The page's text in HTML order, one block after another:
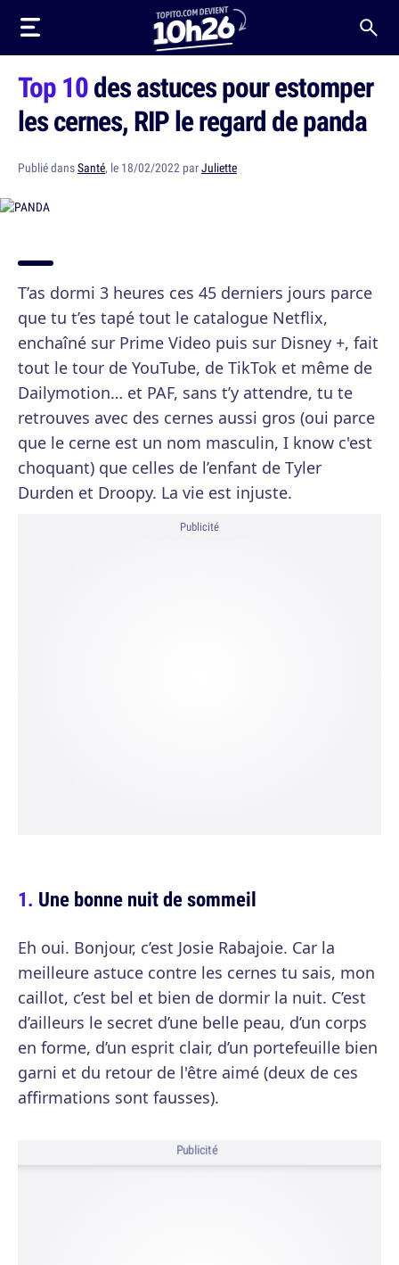
Top 10des astuces pour estomper
les cernes, RIP le regard de panda
Publié dansSanté, le 18/02/2022 parJuliette
T’as dormi 3 heures ces 45 derniers jours parce
que tu t’es tapé tout le catalogue Netflix,
enchaîné sur Prime Video puis sur Disney +, fait
tout le tour de YouTube, de TikTok et même de
Dailymotion… et PAF, sans t’y attendre, tu te
retrouves avec des cernes aussi gros (oui parce
que le cerne est un nom masculin, I know c'est
choquant) que celles de l’enfant de Tyler
Durden et Droopy. La vie est injuste.
Publicité
Une bonne nuit de sommeil
Eh oui. Bonjour, c’est Josie Rabajoie. Car la
meilleure astuce contre les cernes tu sais, mon
caillot, c’est bel et bien de dormir la nuit. C’est
d’ailleurs le secret d’une belle peau, d’un corps
en forme, d’un esprit clair, d’un portefeuille bien
garni et du retour de l'être aimé (deux de ces
affirmations sont fausses).
Publicité